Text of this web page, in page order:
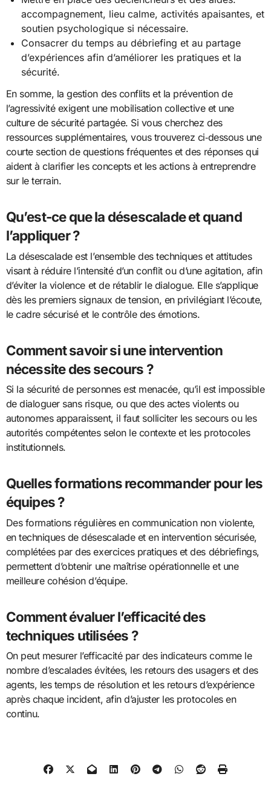
accompagnement, lieu calme, activités apaisantes, et
soutien psychologique si nécessaire.
Consacrer du temps au débriefing et au partage
d’expériences afin d’améliorer les pratiques et la
sécurité.
En somme, la gestion des conflits et la prévention de
l’agressivité exigent une mobilisation collective et une
culture de sécurité partagée. Si vous cherchez des
ressources supplémentaires, vous trouverez ci‑dessous une
courte section de questions fréquentes et des réponses qui
aident à clarifier les concepts et les actions à entreprendre
sur le terrain.
Qu’est-ce que la désescalade et quand
l’appliquer ?
La désescalade est l’ensemble des techniques et attitudes
visant à réduire l’intensité d’un conflit ou d’une agitation, afin
d’éviter la violence et de rétablir le dialogue. Elle s’applique
dès les premiers signaux de tension, en privilégiant l’écoute,
le cadre sécurisé et le contrôle des émotions.
Comment savoir si une intervention
nécessite des secours ?
Si la sécurité de personnes est menacée, qu’il est impossible
de dialoguer sans risque, ou que des actes violents ou
autonomes apparaissent, il faut solliciter les secours ou les
autorités compétentes selon le contexte et les protocoles
institutionnels.
Quelles formations recommander pour les
équipes ?
Des formations régulières en communication non violente,
en techniques de désescalade et en intervention sécurisée,
complétées par des exercices pratiques et des débriefings,
permettent d’obtenir une maîtrise opérationnelle et une
meilleure cohésion d’équipe.
Comment évaluer l’efficacité des
techniques utilisées ?
On peut mesurer l’efficacité par des indicateurs comme le
nombre d’escalades évitées, les retours des usagers et des
agents, les temps de résolution et les retours d’expérience
après chaque incident, afin d’ajuster les protocoles en
continu.